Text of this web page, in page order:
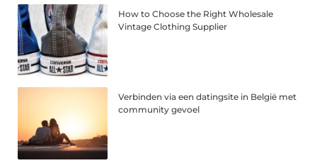
How to Choose the Right Wholesale
Vintage Clothing Supplier
Verbinden via een datingsite in België met
community gevoel